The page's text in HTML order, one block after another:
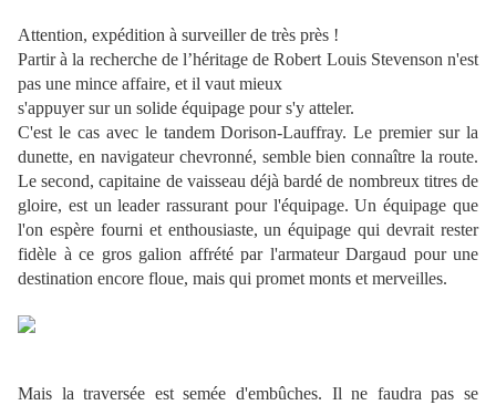
Attention, expédition à surveiller de très près !
Partir à la recherche de l’héritage de Robert Louis Stevenson n'est
pas une mince affaire, et il vaut mieux
s'appuyer sur un solide équipage pour s'y atteler.
C'est le cas avec le tandem Dorison-Lauffray. Le premier sur la
dunette, en navigateur chevronné, semble bien connaître la route.
Le second, capitaine de vaisseau déjà bardé de nombreux titres de
gloire, est un leader rassurant pour l'équipage. Un équipage que
l'on espère fourni et enthousiaste, un équipage qui devrait rester
fidèle à ce gros galion affrété par l'armateur Dargaud pour une
destination encore floue, mais qui promet monts et merveilles.
Mais la traversée est semée d'embûches. Il ne faudra pas se